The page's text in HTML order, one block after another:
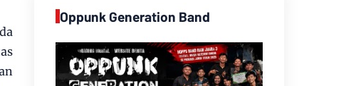
Oppunk Generation Band